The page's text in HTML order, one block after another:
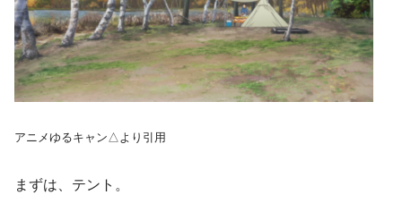
アニメゆるキャン△より引用
まずは、テント。